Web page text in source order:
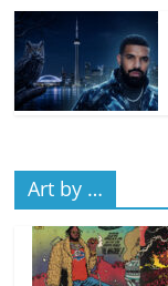
Art by …